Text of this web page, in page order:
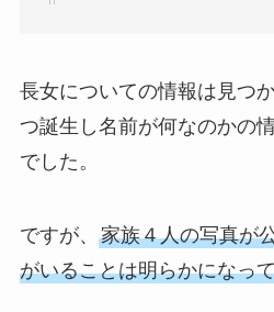
長女についての情報は見つ
つ誕生し名前が何なのかの
でした。
ですが、 家族４人の写真が
がいることは明らかになっ